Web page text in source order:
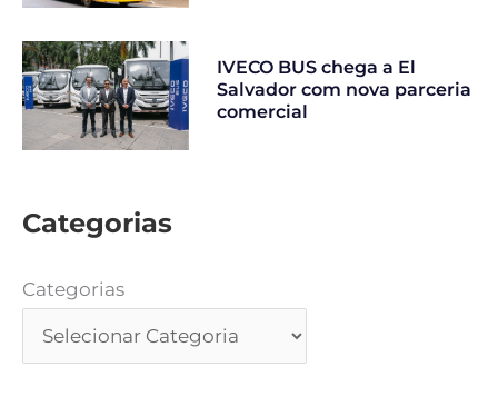
IVECO BUS chega a El
Salvador com nova parceria
comercial
Categorias
Categorias